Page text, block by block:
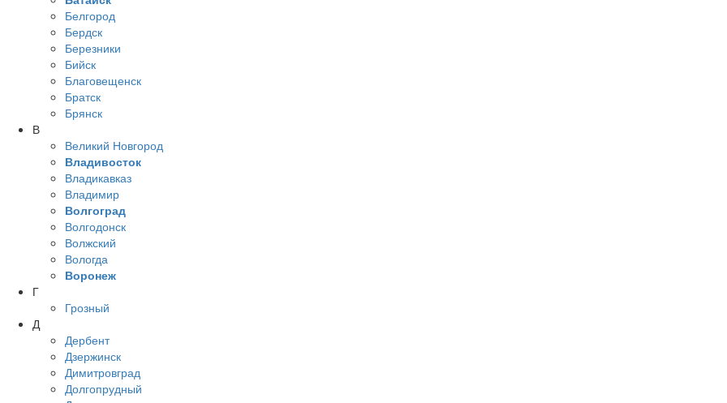
Белгород
Бердск
Березники
Бийск
Благовещенск
Братск
Брянск
В
Великий Новгород
Владивосток
Владикавказ
Владимир
Волгоград
Волгодонск
Волжский
Вологда
Воронеж
Г
Грозный
Д
Дербент
Дзержинск
Димитровград
Долгопрудный